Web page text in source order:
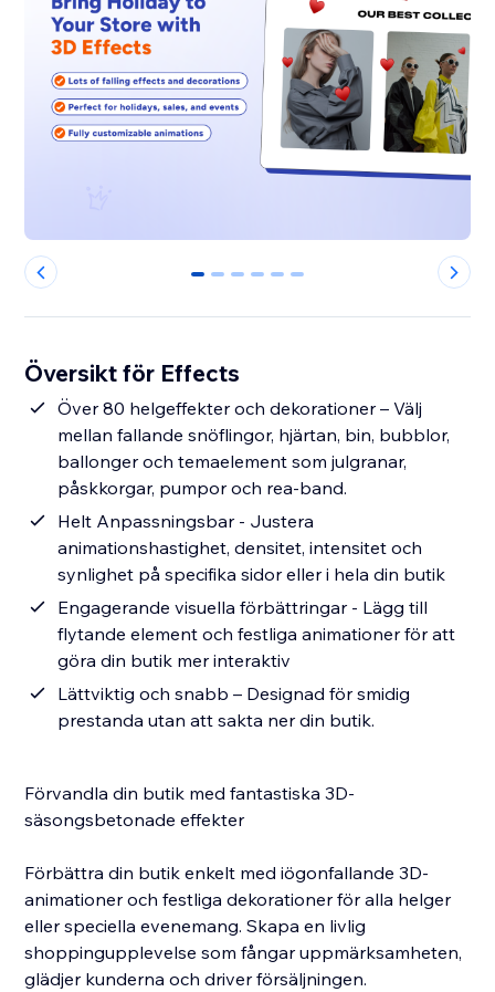
0 1 2 3 4 5
Översikt för Effects
Över 80 helgeffekter och dekorationer – Välj
mellan fallande snöflingor, hjärtan, bin, bubblor,
ballonger och temaelement som julgranar,
påskkorgar, pumpor och rea-band.
Helt Anpassningsbar - Justera
animationshastighet, densitet, intensitet och
synlighet på specifika sidor eller i hela din butik
Engagerande visuella förbättringar - Lägg till
flytande element och festliga animationer för att
göra din butik mer interaktiv
Lättviktig och snabb – Designad för smidig
prestanda utan att sakta ner din butik.
Förvandla din butik med fantastiska 3D-
säsongsbetonade effekter
Förbättra din butik enkelt med iögonfallande 3D-
animationer och festliga dekorationer för alla helger
eller speciella evenemang. Skapa en livlig
shoppingupplevelse som fångar uppmärksamheten,
glädjer kunderna och driver försäljningen.